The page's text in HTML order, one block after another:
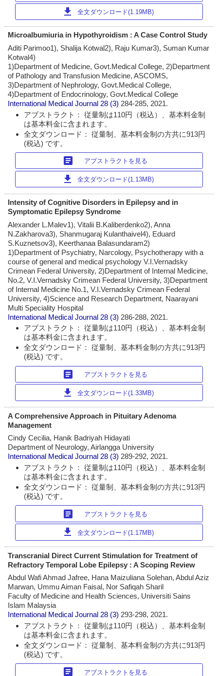
download 全文ダウンロード(1.19MB)
Microalbumiuria in Hypothyroidism : A Case Control Study
Aditi Parimoo1), Shalija Kotwal2), Raju Kumar3), Suman Kumar
Kotwal4)
1)Department of Medicine, Govt.Medical College, 2)Department
of Pathology and Transfusion Medicine, ASCOMS,
3)Department of Nephrology, Govt.Medical College,
4)Department of Endocrinology, Govt.Medical College
International Medical Journal 28 (3) 284-285, 2021.
アブストラクト： 従量制は110円（税込）、基本料金制
は基本料金に含まれます。
全文ダウンロード： 従量制、基本料金制の方共に913円
(税込) です。
article アブストラクトを見る
download 全文ダウンロード(1.13MB)
Intensity of Cognitive Disorders in Epilepsy and in
Symptomatic Epilepsy Syndrome
Alexander L.Malev1), Vitalii B.Kaliberdenko2), Anna
N.Zakharova3), Shanmugaraj Kulanthaivel4), Eduard
S.Kuznetsov3), Keerthanaa Balasundaram2)
1)Department of Psychiatry, Narcology, Psychotherapy with a
course of general and medical psychology V.I.Vernadsky
Crimean Federal University, 2)Department of Internal Medicine,
No.2, V.I.Vernadsky Crimean Federal University, 3)Department
of Internal Medicine No.1, V.I.Vernadsky Crimean Federal
University, 4)Science and Research Department, Naarayani
Multi Speciality Hospital
International Medical Journal 28 (3) 286-288, 2021.
アブストラクト： 従量制は110円（税込）、基本料金制
は基本料金に含まれます。
全文ダウンロード： 従量制、基本料金制の方共に913円
(税込) です。
article アブストラクトを見る
download 全文ダウンロード(1.33MB)
A Comprehensive Approach in Pituitary Adenoma
Management
Cindy Cecilia, Hanik Badriyah Hidayati
Department of Neurology, Airlangga University
International Medical Journal 28 (3)289-292, 2021.
アブストラクト： 従量制は110円（税込）、基本料金制
は基本料金に含まれます。
全文ダウンロード： 従量制、基本料金制の方共に913円
(税込) です。
article アブストラクトを見る
download 全文ダウンロード(1.17MB)
Transcranial Direct Current Stimulation for Treatment of
Refractory Temporal Lobe Epilepsy : A Scoping Review
Abdul Wafi Ahmad Jafree, Hana Maizuliana Solehan, Abdul Aziz
Marwan, Ummu Aiman Faisal, Nor Safiqah Sharil
Faculty of Medicine and Health Sciences, Universiti Sains
Islam Malaysia
International Medical Journal 28 (3) 293-298, 2021.
アブストラクト： 従量制は110円（税込）、基本料金制
は基本料金に含まれます。
全文ダウンロード： 従量制、基本料金制の方共に913円
(税込) です。
article アブストラクトを見る